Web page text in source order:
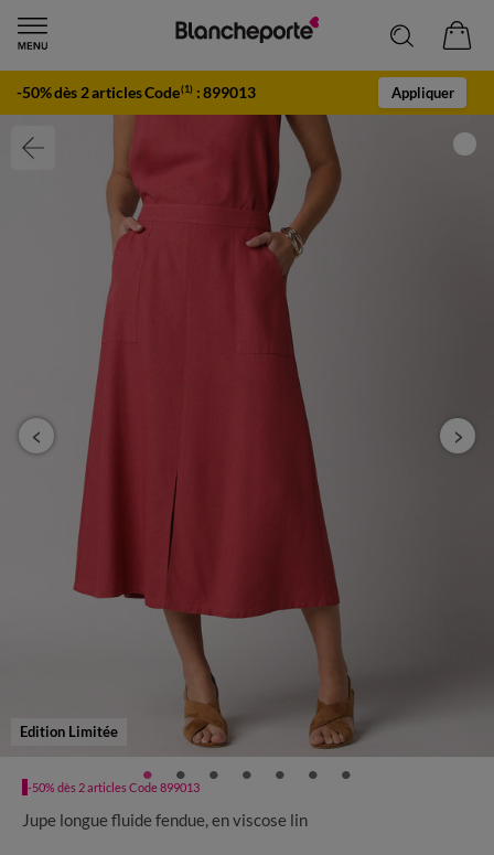
-50% dès 2 articles Code(1) :899013 Appliquer
Edition Limitée
-50% dès 2 articles Code 899013
Jupe longue fluide fendue, en viscose lin